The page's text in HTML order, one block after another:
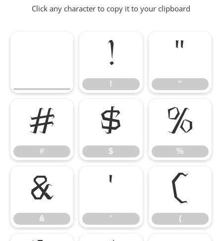
Click any character to copy it to your clipboard
!
!
"
"
#
#
$
$
%
%
&
&
'
'
(
(